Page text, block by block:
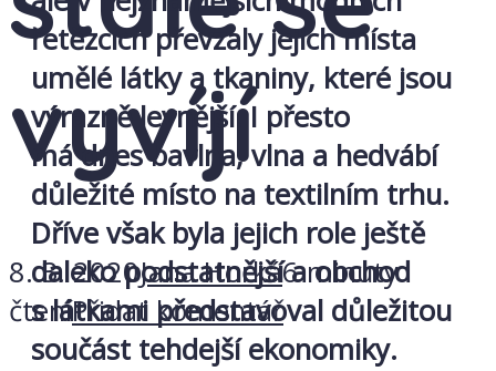
vyvíjí
8. 3. 2020Jana Horká6 minuty
čteníPřidat komentář
řetězcích převzaly jejich místa
umělé látky a tkaniny, které jsou
výrazně levnější. I přesto
má dnes bavlna, vlna a hedvábí
důležité místo na textilním trhu.
Dříve však byla jejich role ještě
daleko podstatnější a obchod
s látkami představoval důležitou
součást tehdejší ekonomiky.